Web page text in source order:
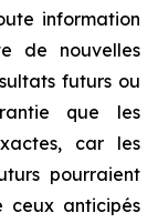
information
de nouvelles
futurs ou
que les
car les
pourraient
ceux anticipés